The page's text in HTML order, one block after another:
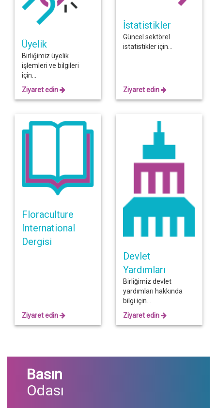
Üyelik
Birliğimiz üyelik
işlemleri ve bilgileri
için...
Ziyaret edin
İstatistikler
Güncel sektörel
istatistikler için...
Ziyaret edin
Floraculture
International
Dergisi
Ziyaret edin
Devlet
Yardımları
Birliğimiz devlet
yardımları hakkında
bilgi için...
Ziyaret edin
Basın
Odası